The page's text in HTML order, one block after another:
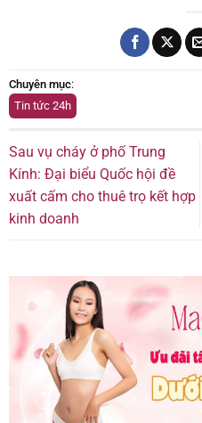
Chuyên mục:
Tin tức 24h
Sau vụ cháy ở phố Trung
Kính: Đại biểu Quốc hội đề
xuất cấm cho thuê trọ kết hợp
kinh doanh